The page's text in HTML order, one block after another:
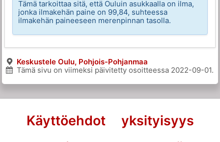
Tämä tarkoittaa sitä, että Ouluin asukkaalla on ilma,
jonka ilmakehän paine on 99,84, suhteessa
ilmakehän paineeseen merenpinnan tasolla.
Keskustele Oulu, Pohjois-Pohjanmaa
Tämä sivu on viimeksi päivitetty osoitteessa 2022-09-01.
Käyttöehdot
yksityisyys